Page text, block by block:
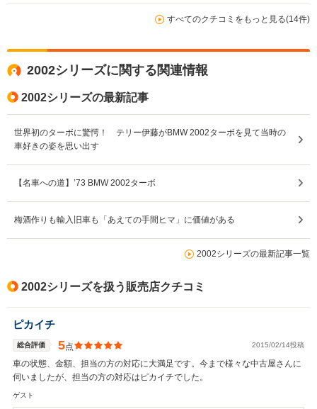
すべてのクチコミをもっと見る(14件)
2002シリーズに関する関連情報
2002シリーズの最新記事
世界初のターボに驚愕！ テリー伊藤がBMW 2002ターボを見て当時の
車好きの姿を思い出す
【名車への道】’73 BMW 2002ターボ
梅酒作りも輸入旧車も「あえての手間ヒマ」に価値がある
2002シリーズの最新記事一覧
2002シリーズを扱う販売店クチコミ
ピカイチ
総合評価 5点 2015/02/14投稿
車の状態、金額、担当の方の対応に大満足です。今まで様々な中古屋さんに
伺いましたが、担当の方の対応はピカイチでした。
ゲスト